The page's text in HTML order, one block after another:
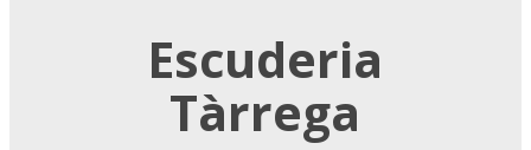
Escuderia
Tàrrega